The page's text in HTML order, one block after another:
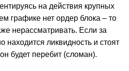
на действия крупных
графике нет ордер блока – то
нерассматривать. Если за
находится ликвидность и стоят
будет перебит (сломан).